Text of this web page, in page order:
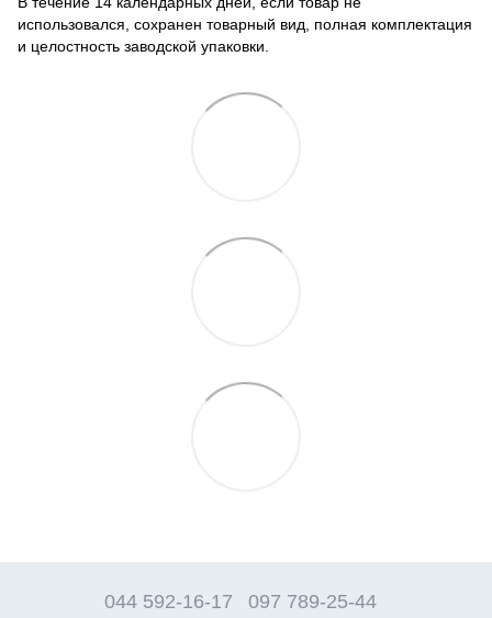
использовался, сохранен товарный вид, полная комплектация
и целостность заводской упаковки.
044 592-16-17 097 789-25-44